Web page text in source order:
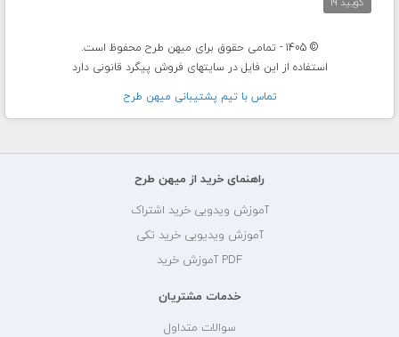
© 1405 - تمامی حقوق برای میهن طرح محفوظ است.
استفاده از این فایل در سایتهای فروش پیگرد قانونی دارد
تماس با تيم پشتيبانی ميهن طرح
راهنمای خرید از میهن طرح
آموزش ویدویی خرید اشتراک
آموزش ویدیویی خرید تکی
PDF آموزش خرید
خدمات مشتریان
سوالات متداول